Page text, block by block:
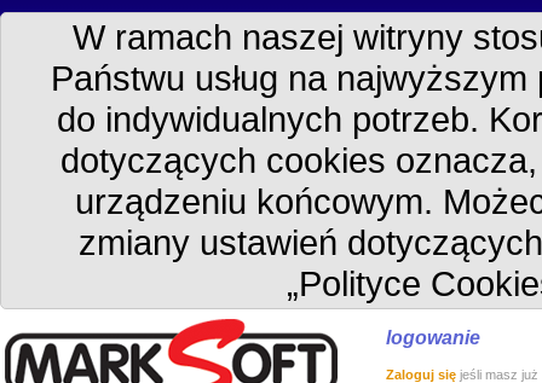
W ramach naszej witryny
Państwu usług na
do indywidualnych potrzeb.
dotyczących cookies
urządzeniu końcowym.
zmiany ustawień
„Polityce
logowanie
Zaloguj się jeśli masz już